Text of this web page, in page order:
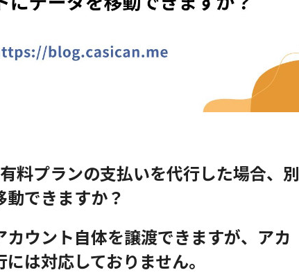
料プランの支払いを代行した場合、別
できますか？
ウント自体を譲渡できますが、アカ
は対応しておりません。